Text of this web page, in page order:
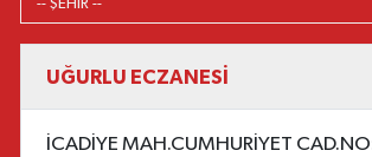
UĞURLU ECZANESİ
İCADİYE MAH.CUMHURİYET